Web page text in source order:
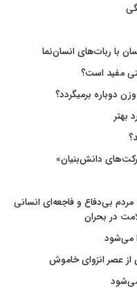
با ربات‌های انسان‌نما
مفید است؟
دوباره برمیگردد؟
بهتر
دانش‌بنیان»
مردم بی‌دفاع و فاجعه‌ای انسانی
در بحران
می‌شود
از عصر انزوای خاموش